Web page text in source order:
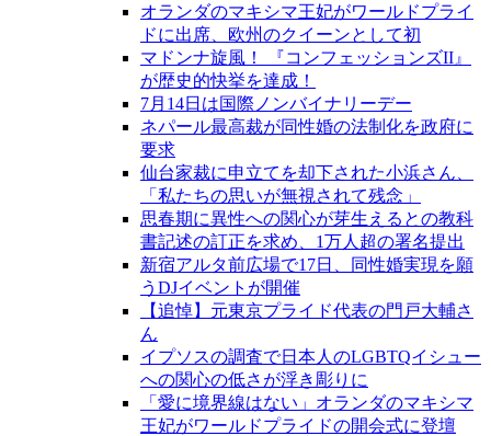
オランダのマキシマ王妃がワールドプライ
ドに出席、欧州のクイーンとして初
マドンナ旋風！ 『コンフェッションズII』
が歴史的快挙を達成！
7月14日は国際ノンバイナリーデー
ネパール最高裁が同性婚の法制化を政府に
要求
仙台家裁に申立てを却下された小浜さん、
「私たちの思いが無視されて残念」
思春期に異性への関心が芽生えるとの教科
書記述の訂正を求め、1万人超の署名提出
新宿アルタ前広場で17日、同性婚実現を願
うDJイベントが開催
【追悼】元東京プライド代表の門戸大輔さ
ん
イプソスの調査で日本人のLGBTQイシュー
への関心の低さが浮き彫りに
「愛に境界線はない」オランダのマキシマ
王妃がワールドプライドの開会式に登壇